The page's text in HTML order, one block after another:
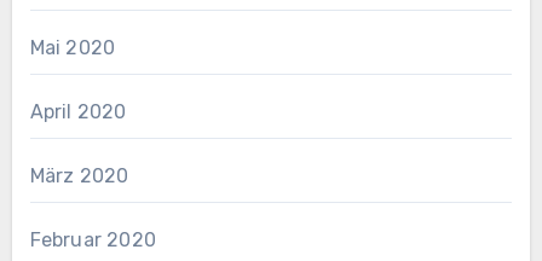
Mai 2020
April 2020
März 2020
Februar 2020